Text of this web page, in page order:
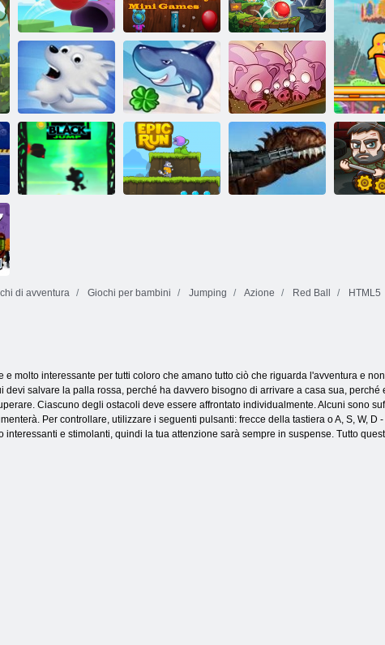
Volo della palla
rossa
Mini giochi di
giocattoli
rilassanti
antistress
Racconti di
rimbalzo
Snow Globe Shark Volare
Run, Maiale,
Run
di avventura Giochi per bambini Jumping Azione Red Ball HTML5
e molto interessante per tutti coloro che amano tutto ciò che riguarda l'avventura e
devi salvare la palla rossa, perché ha davvero bisogno di arrivare a casa sua,
Ciascuno degli ostacoli deve essere affrontato individualmente. Alcuni sono
Per controllare, utilizzare i seguenti pulsanti: frecce della tastiera o A, S, W,
e stimolanti, quindi la tua attenzione sarà sempre in suspense. Tutto